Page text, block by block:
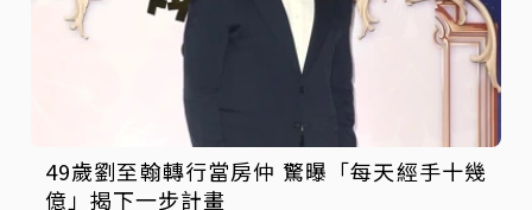
49歲劉至翰轉行當房仲 驚曝「每天經手十幾
億」揭下一步計畫